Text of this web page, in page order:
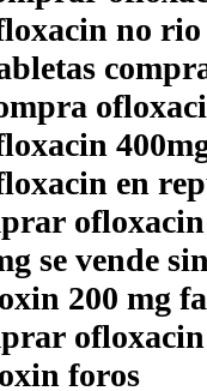
no
en
se vende
200 mg
foros